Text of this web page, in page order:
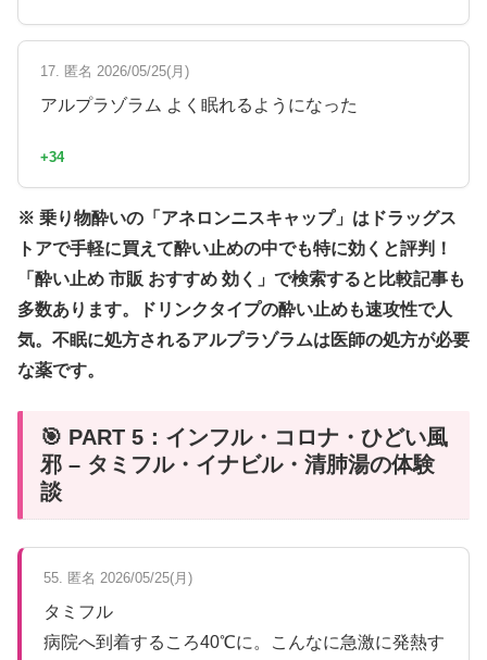
17. 匿名 2026/05/25(月)
アルプラゾラム よく眠れるようになった
+34
※ 乗り物酔いの「アネロンニスキャップ」はドラッグス
トアで手軽に買えて酔い止めの中でも特に効くと評判！
「酔い止め 市販 おすすめ 効く」で検索すると比較記事も
多数あります。ドリンクタイプの酔い止めも速攻性で人
気。不眠に処方されるアルプラゾラムは医師の処方が必要
な薬です。
🎯 PART 5：インフル・コロナ・ひどい風
邪 – タミフル・イナビル・清肺湯の体験
談
55. 匿名 2026/05/25(月)
タミフル
病院へ到着するころ40℃に。こんなに急激に発熱す